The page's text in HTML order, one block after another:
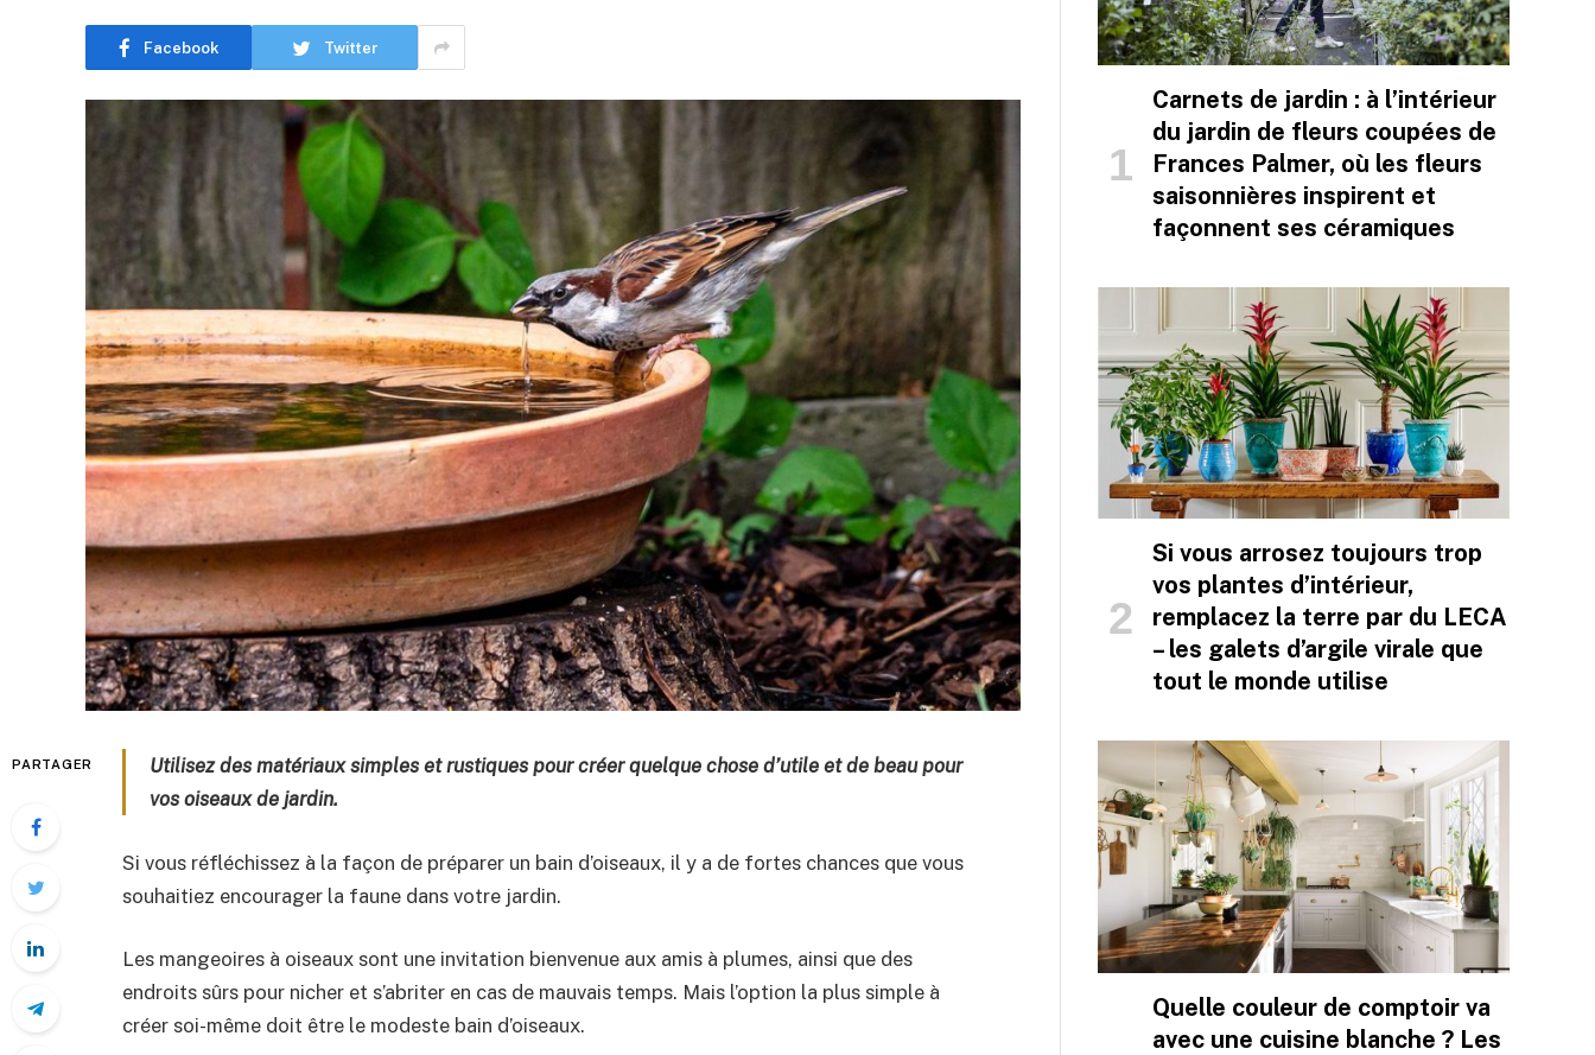
Facebook Twitter
PARTAGER
Utilisez des matériaux simples et rustiques pour créer quelque chose d’utile et de beau pour
vos oiseaux de jardin.
Si vous réfléchissez à la façon de préparer un bain d’oiseaux, il y a de fortes chances que vous
souhaitiez encourager la faune dans votre jardin.
Les mangeoires à oiseaux sont une invitation bienvenue aux amis à plumes, ainsi que des
endroits sûrs pour nicher et s’abriter en cas de mauvais temps. Mais l’option la plus simple à
créer soi-même doit être le modeste bain d’oiseaux.
Carnets de jardin : à l’intérieur
du jardin de fleurs coupées de
Frances Palmer, où les fleurs
saisonnières inspirent et
façonnent ses céramiques
Si vous arrosez toujours trop
vos plantes d’intérieur,
remplacez la terre par du LECA
– les galets d’argile virale que
tout le monde utilise
Quelle couleur de comptoir va
avec une cuisine blanche ? Les